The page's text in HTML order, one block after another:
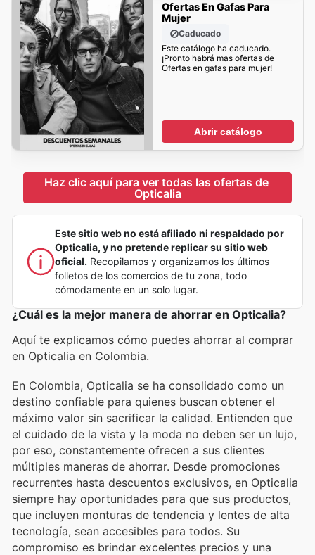
Ofertas En Gafas Para
Mujer
Caducado
Este catálogo ha caducado.
¡Pronto habrá mas ofertas de
Ofertas en gafas para mujer!
Abrir catálogo
Haz clic aquí para ver todas las ofertas de
Opticalia
Este sitio web no está afiliado ni respaldado por
Opticalia, y no pretende replicar su sitio web
oficial. Recopilamos y organizamos los últimos
folletos de los comercios de tu zona, todo
cómodamente en un solo lugar.
¿Cuál es la mejor manera de ahorrar en Opticalia?
Aquí te explicamos cómo puedes ahorrar al comprar
en Opticalia en Colombia.
En Colombia, Opticalia se ha consolidado como un
destino confiable para quienes buscan obtener el
máximo valor sin sacrificar la calidad. Entienden que
el cuidado de la vista y la moda no deben ser un lujo,
por eso, constantemente ofrecen a sus clientes
múltiples maneras de ahorrar. Desde promociones
recurrentes hasta descuentos exclusivos, en Opticalia
siempre hay oportunidades para que sus productos,
que incluyen monturas de tendencia y lentes de alta
tecnología, sean accesibles para todos. Su
compromiso es brindar excelentes precios y una